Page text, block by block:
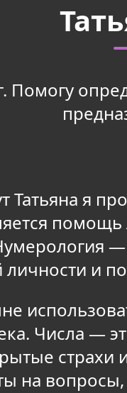
Помогу
Татьяна я
—
и
Числа —
на